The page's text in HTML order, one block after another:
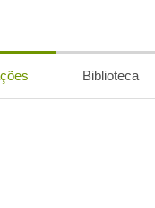
Biblioteca